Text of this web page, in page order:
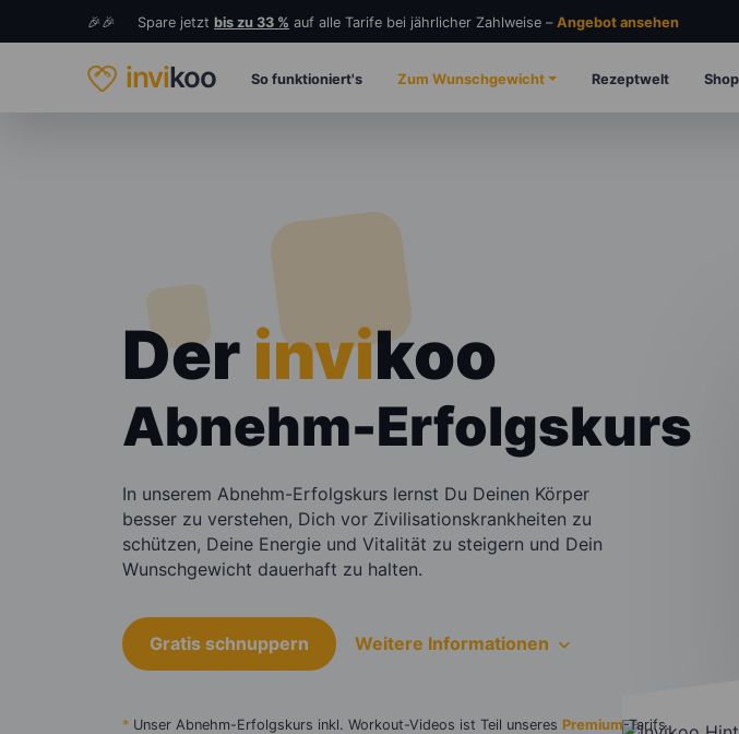
🎉🎉 Spare jetzt bis zu 33 % auf alle Tarife bei jährlicher Zahlweise – Angebot ansehen
invikoo So funktioniert's Zum Wunschgewicht Rezeptwelt Shop
Der invikoo
Abnehm-Erfolgskurs
In unserem Abnehm-Erfolgskurs lernst Du Deinen Körper
besser zu verstehen, Dich vor Zivilisationskrankheiten zu
schützen, Deine Energie und Vitalität zu steigern und Dein
Wunschgewicht dauerhaft zu halten.
Gratis schnuppern Weitere Informationen
* Unser Abnehm-Erfolgskurs inkl. Workout-Videos ist Teil unseres Premium-Tarifs.